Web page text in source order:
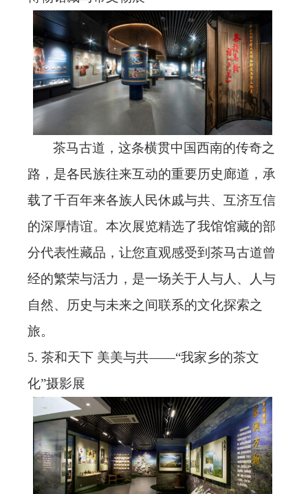
茶马古道，这条横贯中国西南的传奇之
路，是各民族往来互动的重要历史廊道，承
载了千百年来各族人民休戚与共、互济互信
的深厚情谊。本次展览精选了我馆馆藏的部
分代表性藏品，让您直观感受到茶马古道曾
经的繁荣与活力，是一场关于人与人、人与
自然、历史与未来之间联系的文化探索之
旅。
5. 茶和天下 美美与共——“我家乡的茶文
化”摄影展